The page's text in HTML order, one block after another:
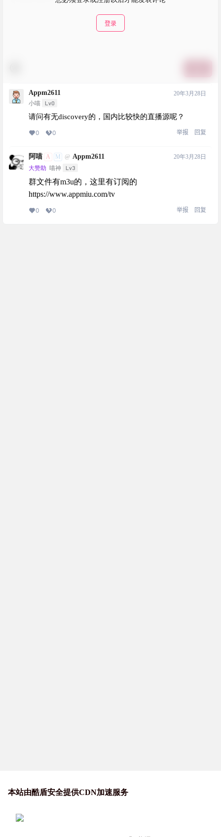
登录
Appm2611
小喵 Lv0
20年3月28日
请问有无discovery的，国内比较快的直播源呢？
0 0 举报 回复
阿喵 A M @ Appm2611
大赞助 喵神 Lv3
20年3月28日
群文件有m3u的，这里有订阅的
https://www.appmiu.com/tv
0 0 举报 回复
本站由酷盾安全提供CDN加速服务